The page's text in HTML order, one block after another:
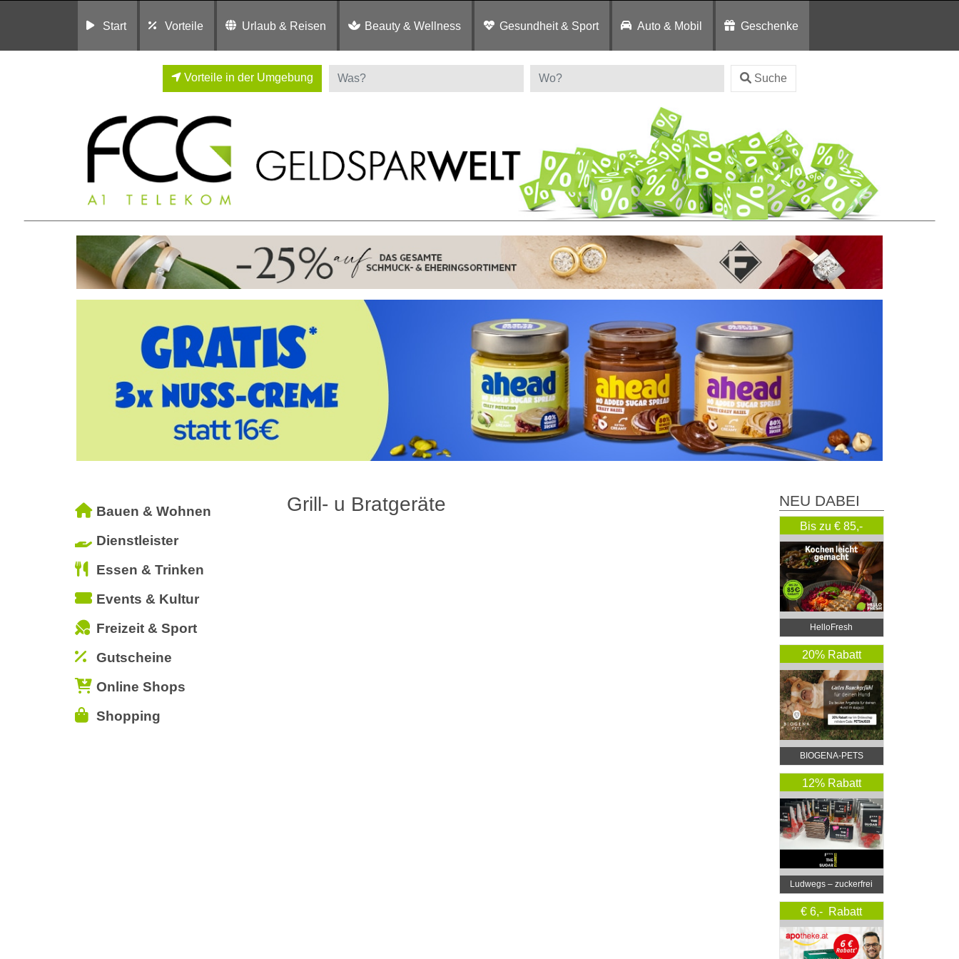
Start Vorteile Urlaub & Reisen Beauty & Wellness Gesundheit & Sport Auto & Mobil Geschenke
Vorteile in der Umgebung Suche
Bauen & Wohnen
Dienstleister
Essen & Trinken
Events & Kultur
Freizeit & Sport
Gutscheine
Online Shops
Shopping
Grill- u Bratgeräte NEU DABEI
Bis zu € 85,-
Rabatt
HelloFresh
20% Rabatt
BIOGENA-PETS
12% Rabatt
Ludwegs – zuckerfrei
leben
€ 6,- Rabatt